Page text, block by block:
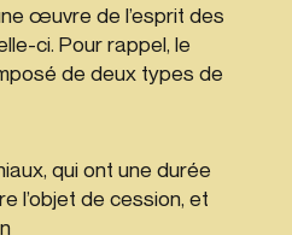
œuvre de l’esprit des
ci. Pour rappel, le
de deux types de
qui ont une durée
l’objet de cession, et